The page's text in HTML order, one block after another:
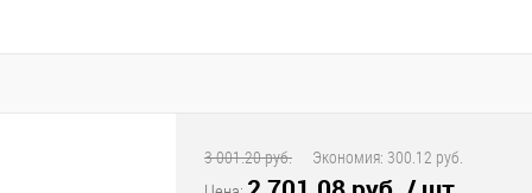
3 001.20 руб. Экономия: 300.12 руб.